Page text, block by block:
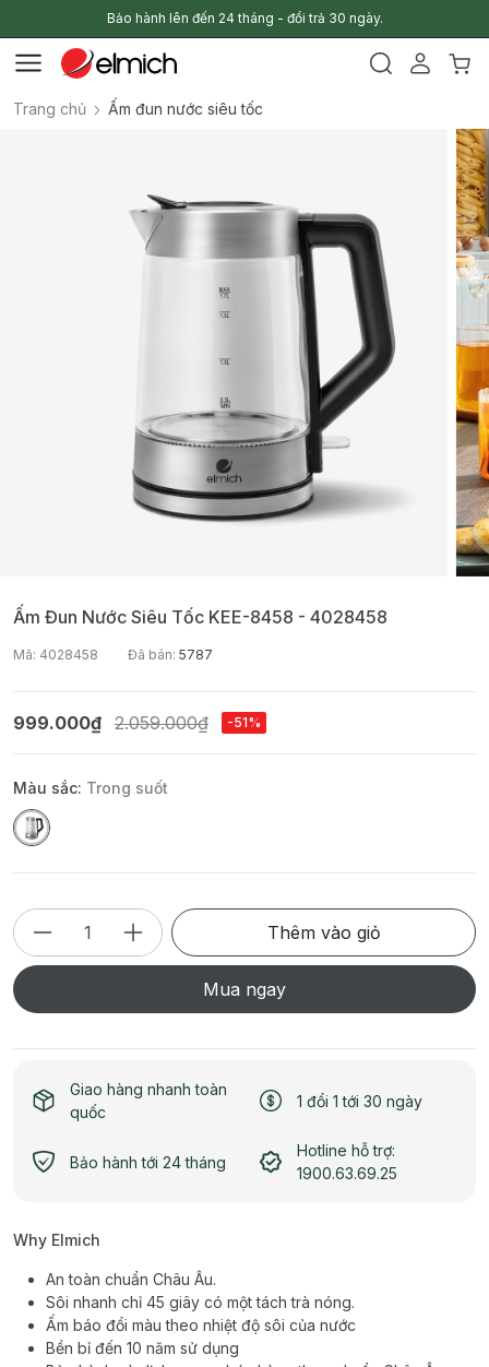
Bảo hành lên đến 24 tháng - đổi trả 30 ngày.
Trang chủ Ấm đun nước siêu tốc
Ấm Đun Nước Siêu Tốc KEE-8458 - 4028458
Mã: 4028458 Đã bán: 5787
999.000₫ 2.059.000₫ -51%
Màu sắc: Trong suốt
Thêm vào giỏ
Mua ngay
Giao hàng nhanh toàn
quốc
1 đổi 1 tới 30 ngày
Bảo hành tới 24 tháng
Hotline hỗ trợ:
1900.63.69.25
Why Elmich
An toàn chuẩn Châu Âu.
Sôi nhanh chỉ 45 giây có một tách trà nóng.
Ấm báo đổi màu theo nhiệt độ sôi của nước
Bền bỉ đến 10 năm sử dụng